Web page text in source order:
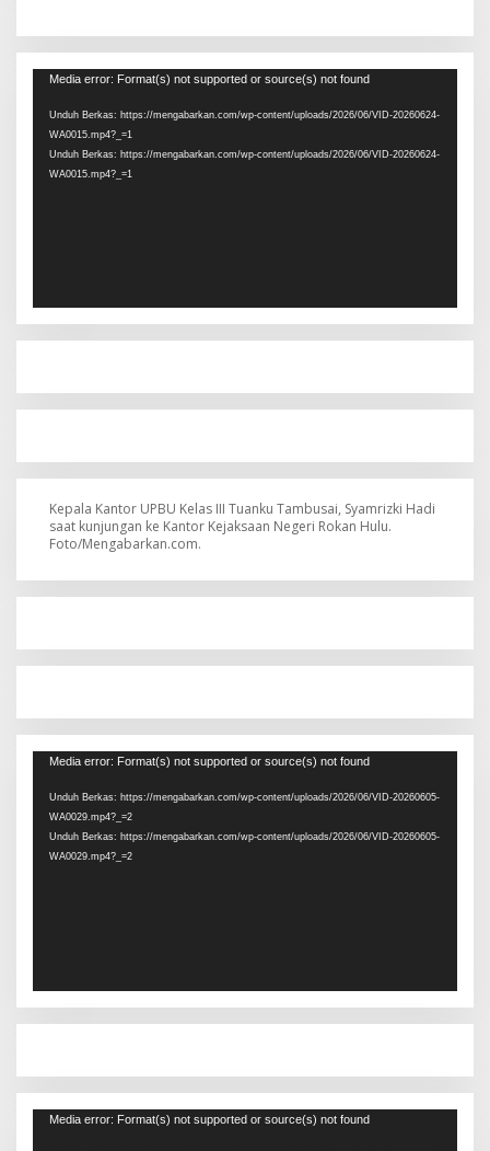
Pemutar
Media error: Format(s) not supported or source(s) not found
Unduh Berkas: https://mengabarkan.com/wp-content/uploads/2026/06/VID-20260624-
WA0015.mp4?_=1
Unduh Berkas: https://mengabarkan.com/wp-content/uploads/2026/06/VID-20260624-
WA0015.mp4?_=1
Kepala Kantor UPBU Kelas III Tuanku Tambusai, Syamrizki Hadi
saat kunjungan ke Kantor Kejaksaan Negeri Rokan Hulu.
Foto/Mengabarkan.com.
Pemutar
Media error: Format(s) not supported or source(s) not found
Unduh Berkas: https://mengabarkan.com/wp-content/uploads/2026/06/VID-20260605-
WA0029.mp4?_=2
Unduh Berkas: https://mengabarkan.com/wp-content/uploads/2026/06/VID-20260605-
WA0029.mp4?_=2
Pemutar
Media error: Format(s) not supported or source(s) not found